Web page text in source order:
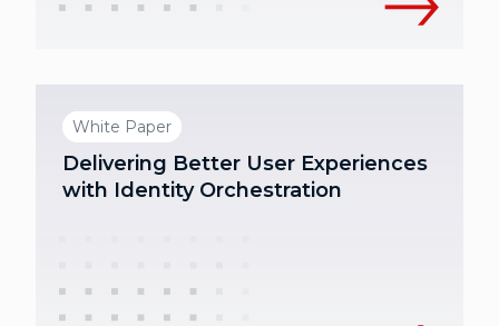
White Paper
Delivering Better User Experiences
with Identity Orchestration